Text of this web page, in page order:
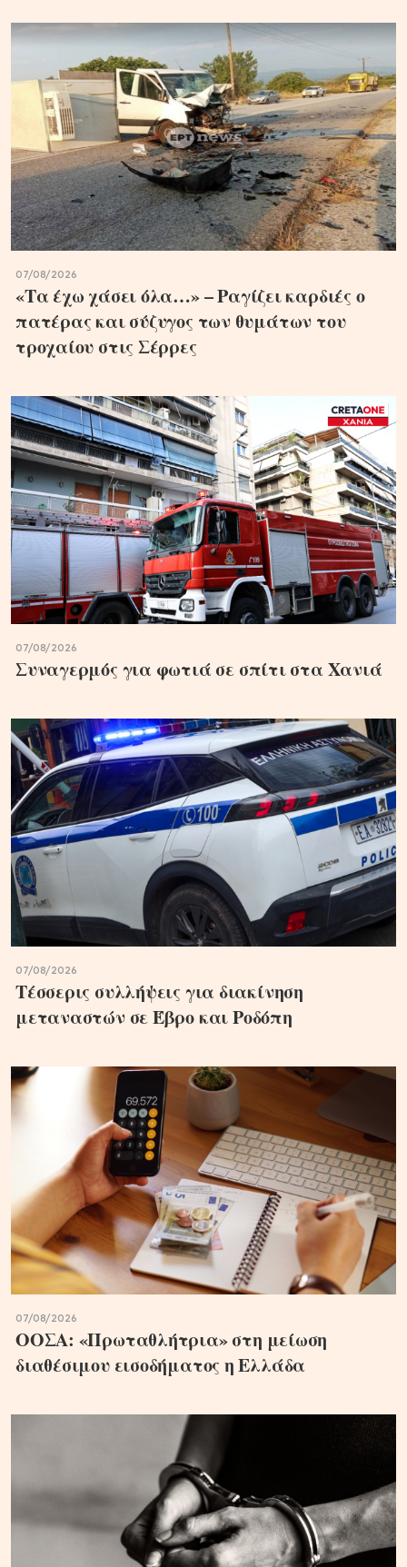
07/08/2026
«Τα έχω χάσει όλα…» – Ραγίζει καρδιές ο
πατέρας και σύζυγος των θυμάτων του
τροχαίου στις Σέρρες
07/08/2026
Συναγερμός για φωτιά σε σπίτι στα Χανιά
07/08/2026
Τέσσερις συλλήψεις για διακίνηση
μεταναστών σε Έβρο και Ροδόπη
07/08/2026
ΟΟΣΑ: «Πρωταθλήτρια» στη μείωση
διαθέσιμου εισοδήματος η Ελλάδα